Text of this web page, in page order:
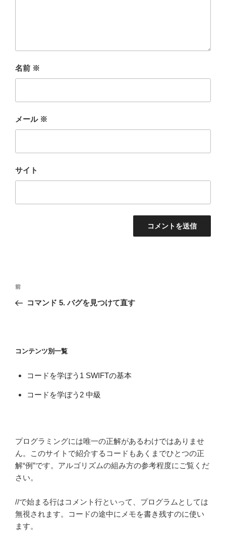
名前 ※
メール ※
サイト
投
ナ
ー
ョ
ン
前
の
前
コマンド 5. バグを見つけて直す
コンテンツ別一覧
コードを学ぼう1 SWIFTの基本
コードを学ぼう2 中級
プログラミングには唯一の正解があるわけではありませ
ん。このサイトで紹介するコードもあくまでひとつの正
解“例”です。アルゴリズムの組み方の参考程度にご覧くだ
さい。
//で始まる行はコメント行といって、プログラムとしては
無視されます。コードの途中にメモを書き残すのに使い
ます。